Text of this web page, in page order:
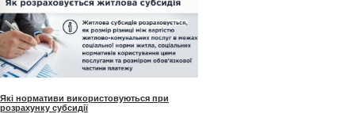
Які нормативи використовуються при
розрахунку субсидії